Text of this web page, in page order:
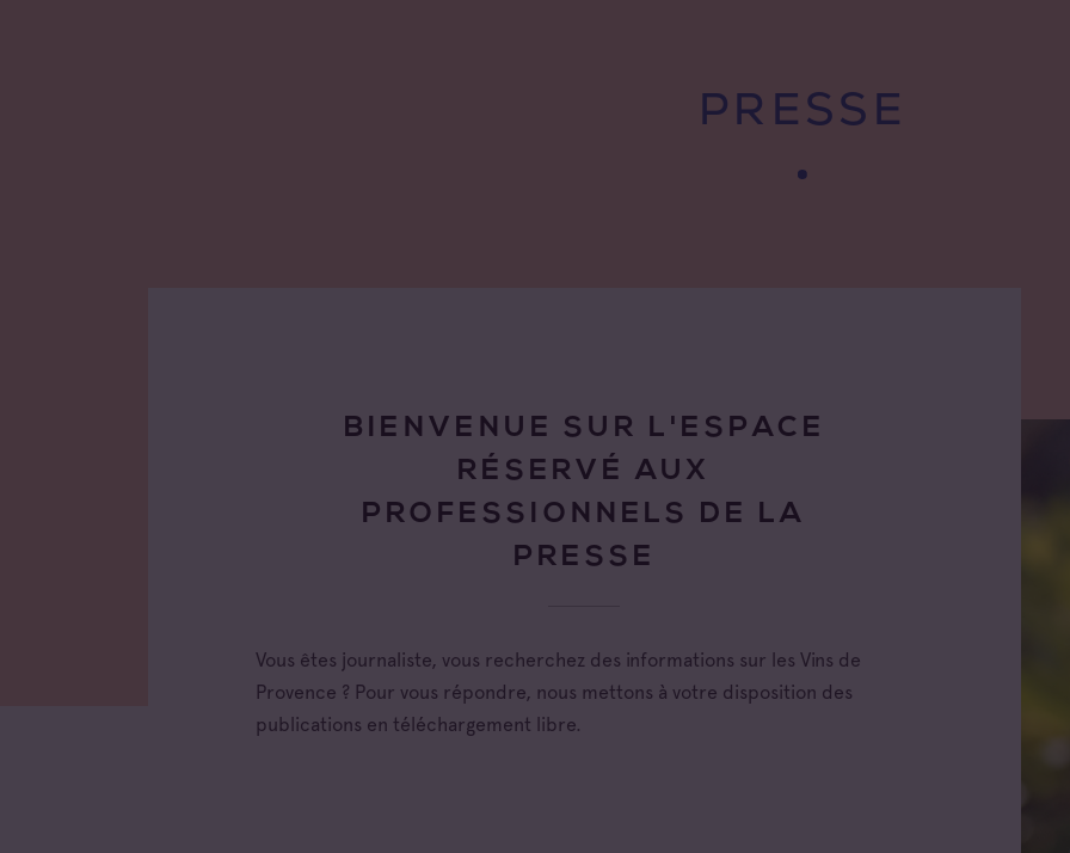
PRESSE
BIENVENUE SUR L'ESPACE
RÉSERVÉ AUX
PROFESSIONNELS DE LA
PRESSE
Vous êtes journaliste, vous recherchez des informations sur les Vins de
Provence ? Pour vous répondre, nous mettons à votre disposition des
publications en téléchargement libre.